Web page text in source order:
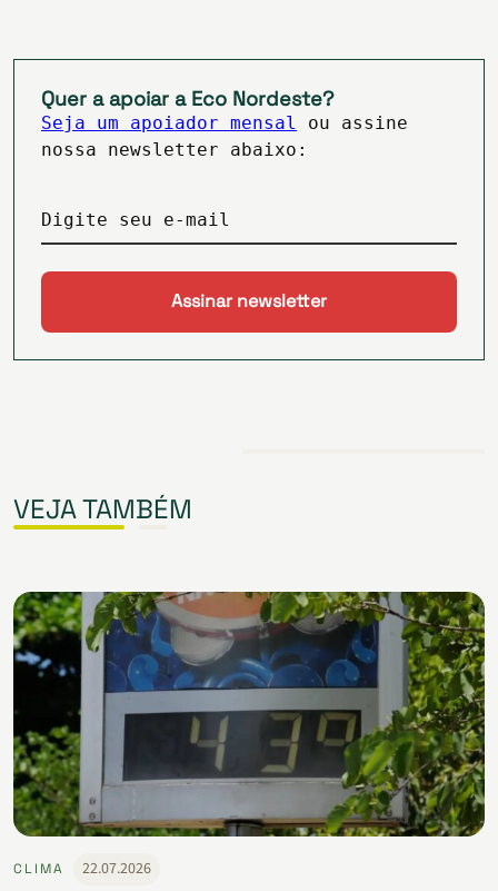
Quer a apoiar a Eco Nordeste?
Seja um apoiador mensal
ou assine
nossa newsletter abaixo:
Digite seu e-mail
VEJA TAMBÉM
CLIMA 22.07.2026